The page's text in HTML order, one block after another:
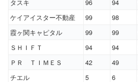
タスキ
96 94
ケイアイスター不動産
99 98
霞ヶ関キャピタル
99 99
ＳＨＩＦＴ
94 94
ＰＲ ＴＩＭＥＳ
42 49
チエル
5 6